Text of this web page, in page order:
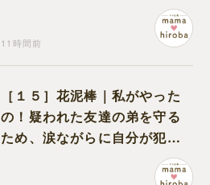
11時間前
［１５］花泥棒｜私がやった
の！疑われた友達の弟を守る
ため、涙ながらに自分が犯人